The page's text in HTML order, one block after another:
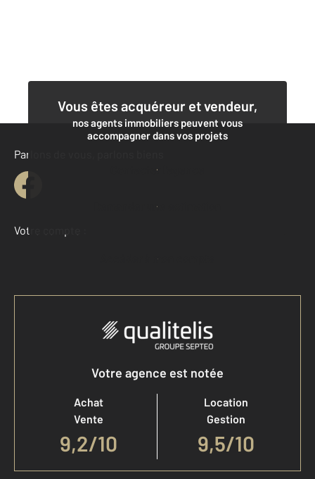
Vous êtes acquéreur et vendeur,
nos agents immobiliers peuvent vous
accompagner dans vos projets
Contacter l'agence
Demander une estimation
Parlons de vous, parlons biens
Votre compte :
Accéder à mon compte
Votre agence est notée
Achat
Vente
9,2/10
Location
Gestion
9,5/10